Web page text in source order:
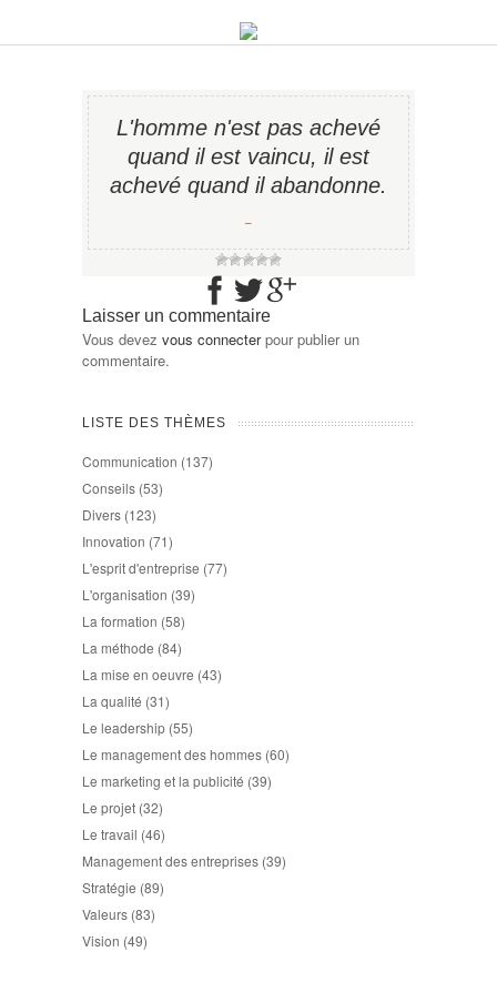
L'homme n'est pas achevé
quand il est vaincu, il est
achevé quand il abandonne.
−
Laisser un commentaire
Vous devez vous connecterpour publier un
commentaire.
LISTE DES THÈMES
Communication (137)
Conseils (53)
Divers (123)
Innovation (71)
L'esprit d'entreprise (77)
L'organisation (39)
La formation (58)
La méthode (84)
La mise en oeuvre (43)
La qualité (31)
Le leadership (55)
Le management des hommes (60)
Le marketing et la publicité (39)
Le projet (32)
Le travail (46)
Management des entreprises (39)
Stratégie (89)
Valeurs (83)
Vision (49)